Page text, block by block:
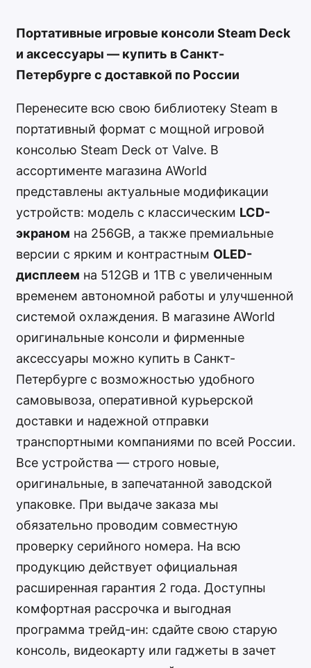
Портативные игровые консоли Steam Deck
и аксессуары — купить в Санкт-
Петербурге с доставкой по России
Перенесите всю свою библиотеку Steam в
портативный формат с мощной игровой
консолью Steam Deck от Valve. В
ассортименте магазина AWorld
представлены актуальные модификации
устройств: модель с классическим LCD-
экраном на 256GB, а также премиальные
версии с ярким и контрастным OLED-
дисплеем на 512GB и 1TB с увеличенным
временем автономной работы и улучшенной
системой охлаждения. В магазине AWorld
оригинальные консоли и фирменные
аксессуары можно купить в Санкт-
Петербурге с возможностью удобного
самовывоза, оперативной курьерской
доставки и надежной отправки
транспортными компаниями по всей России.
Все устройства — строго новые,
оригинальные, в запечатанной заводской
упаковке. При выдаче заказа мы
обязательно проводим совместную
проверку серийного номера. На всю
продукцию действует официальная
расширенная гарантия 2 года. Доступны
комфортная рассрочка и выгодная
программа трейд-ин: сдайте свою старую
консоль, видеокарту или гаджеты в зачет